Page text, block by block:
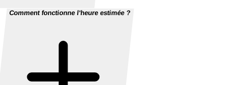
Comment fonctionne l'heure estimée ?